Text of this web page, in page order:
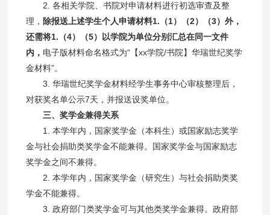
2. 各相关学院、书院对申请材料进行初选审查及整
理， 除报送上述学生个人申请材料1.（1）（2）（3）外，
还需将1.（4）（5）以学院为单位分别汇总在同一文件
内， 电子版材料命名格式为“【xx学院/书院】华瑞世纪奖学
金材料”。
3. 华瑞世纪奖学金材料经学生事务中心审核整理后，
对获奖名单公示7天，并报送设奖单位。
三、奖学金兼得关系
1. 本学年内，国家奖学金（本科生）或国家励志奖学
金与社会捐助类奖学金不能兼得。国家奖学金与国家励志
奖学金之间不兼得。
2. 本学年内，国家奖学金（研究生）与社会捐助类奖
学金不能兼得。
3. 政府部门类奖学金可与其他类奖学金兼得。政府部